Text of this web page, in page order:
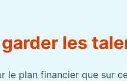
les
plan financier que sur